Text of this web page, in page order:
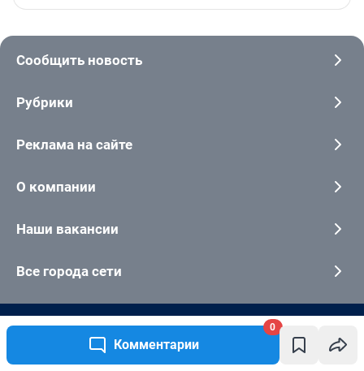
Комментарии
0
Сообщить новость
Рубрики
Реклама на сайте
О компании
Наши вакансии
Все города сети
Контактные данные для Роскомнадзора и государственных органов
Электронный адрес редакции:
rednews@shkulev.ru
Контактные данные для Роскомнадзора и государственных органов: